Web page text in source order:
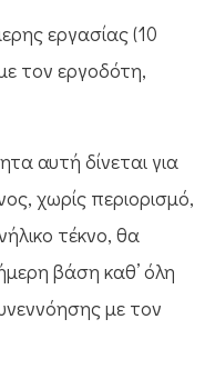
εργασίας (10
τον εργοδότη,
αυτή δίνεται για
χωρίς περιορισμό,
τέκνο, θα
βάση καθ’ όλη
με τον